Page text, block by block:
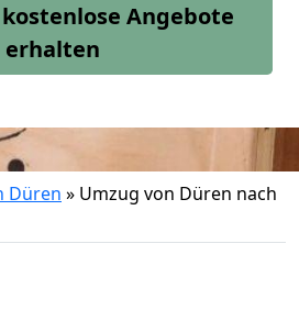
Angebote
erhalten
Düren » Umzug von Düren nach